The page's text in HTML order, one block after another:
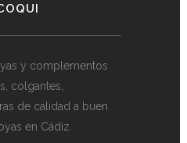
y complementos
colgantes,
de calidad a buen
en Cádiz.